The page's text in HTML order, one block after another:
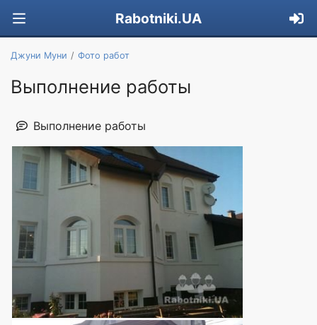
Rabotniki.UA
Джуни Муни Фото работ
Выполнение работы
Выполнение работы